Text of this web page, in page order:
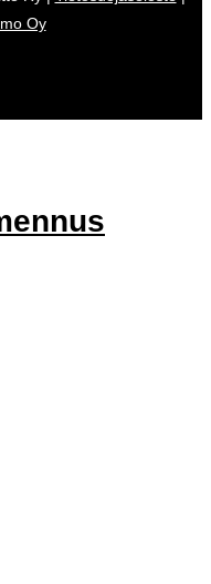
Oy